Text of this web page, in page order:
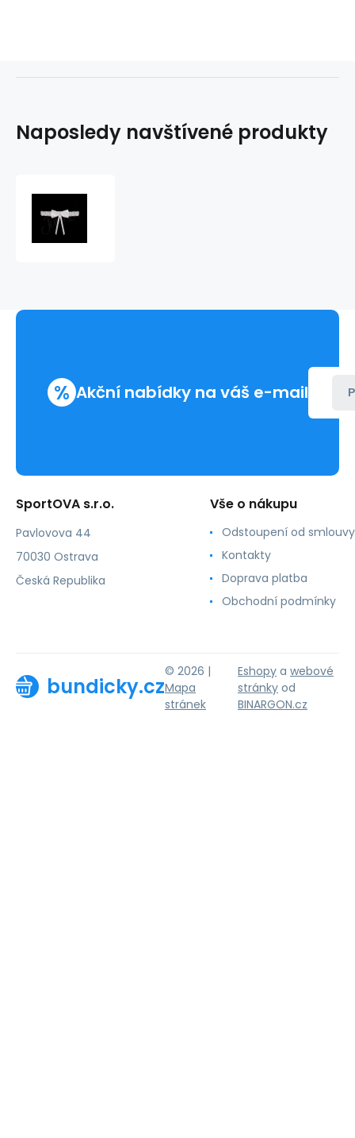
Naposledy navštívené produkty
% Akční nabídky na váš e-mail
SportOVA s.r.o.
Pavlovova 44
70030 Ostrava
Česká Republika
Vše o nákupu
Odstoupení od smlouvy
Kontakty
Doprava platba
Obchodní podmínky
bundicky.cz
© 2026 |
Mapa
stránek
Eshopy a webové
stránky od
BINARGON.cz